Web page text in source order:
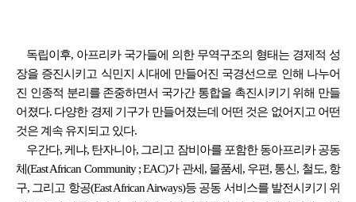
독립이후, 아프리카 국가들에 의한 무역구조의 형태는 경제적 성
장을 증진시키고 식민지 시대에 만들어진 국경선으로 인해 나누어
진 인종적 분리를 존중하면서 국가간 통합을 촉진시키기 위해 만들
어졌다. 다양한 경제 기구가 만들어졌는데 어떤 것은 없어지고 어떤
것은 계속 유지되고 있다.
우간다, 케냐, 탄자니아, 그리고 잠비아를 포함한 동아프리카 공동
체(East African Community ; EAC)가 관세, 물품세, 우편, 통신, 철도, 항
구, 그리고 항공(East African Airways)등 공동 서비스를 발전시키기 위